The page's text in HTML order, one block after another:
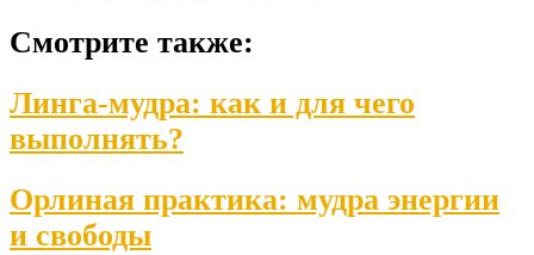
Смотрите также:
Линга-мудра: как и для чего
выполнять?
Орлиная практика: мудра энергии
и свободы